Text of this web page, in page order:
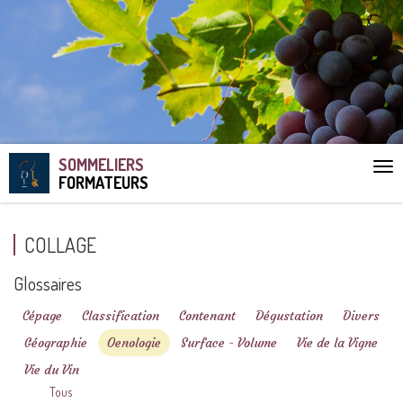
SOMMELIERS
FORMATEURS
COLLAGE
Glossaires
Cépage Classification Contenant Dégustation
Divers
Géographie
Oenologie Surface - Volume
Vie de la Vigne
Vie du Vin
Tous